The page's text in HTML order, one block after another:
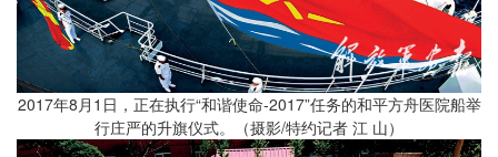
2017年8月1日，正在执行“和谐使命-2017”任务的和平方舟医院船举
行庄严的升旗仪式。（摄影/特约记者 江 山）